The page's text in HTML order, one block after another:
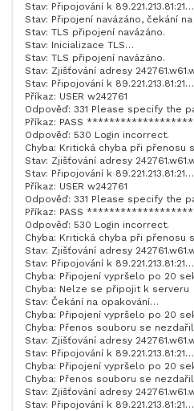
Stav: Připojování k 89.221.213.81:21…
Stav: Připojení navázáno, čekání
Stav: TLS připojení navázáno.
Stav: Inicializace TLS…
Stav: TLS připojení navázáno.
Stav: Zjišťování adresy
Stav: Připojování k 89.221.213.81:21…
Příkaz: USER w242761
Odpověď: 331 Please specify the
Příkaz: PASS
Odpověď: 530 Login incorrect.
Chyba: Kritická chyba při přenosu
Stav: Zjišťování adresy
Stav: Připojování k 89.221.213.81:21…
Příkaz: USER w242761
Odpověď: 331 Please specify the
Příkaz: PASS
Odpověď: 530 Login incorrect.
Chyba: Kritická chyba při přenosu
Stav: Zjišťování adresy
Stav: Připojování k 89.221.213.81:21…
Chyba: Připojení vypršelo po 20
Chyba: Nelze se připojit k serveru
Stav: Čekání na opakování…
Chyba: Připojení vypršelo po 20
Chyba: Přenos souboru se nezdařil
Stav: Zjišťování adresy
Stav: Připojování k 89.221.213.81:21…
Chyba: Připojení vypršelo po 20
Chyba: Přenos souboru se nezdařil
Stav: Zjišťování adresy
Stav: Připojování k 89.221.213.81:21…